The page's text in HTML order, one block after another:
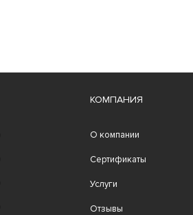
КОМПАНИЯ
О компании
Сертификаты
Услуги
Отзывы